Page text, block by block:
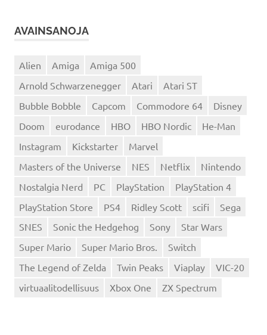
AVAINSANOJA
Alien Amiga
Amiga 500
Arnold Schwarzenegger
Atari
Atari ST
Bubble Bobble
Capcom Commodore 64
Disney
Doom
eurodance HBO HBO Nordic
He-Man
Instagram
Kickstarter
Marvel
Masters of the Universe
NES Netflix
Nintendo
Nostalgia Nerd
PC PlayStation
PlayStation 4
PlayStation Store
PS4 Ridley Scott scifi
Sega
SNES
Sonic the Hedgehog Sony
Star Wars
Super Mario
Super Mario Bros.
Switch
The Legend of Zelda
Twin Peaks Viaplay
VIC-20
virtuaalitodellisuus
Xbox One ZX Spectrum